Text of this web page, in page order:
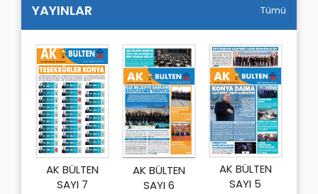
YAYINLAR Tümü
AK BÜLTEN
SAYI 7
AK BÜLTEN
SAYI 6
AK BÜLTEN
SAYI 5